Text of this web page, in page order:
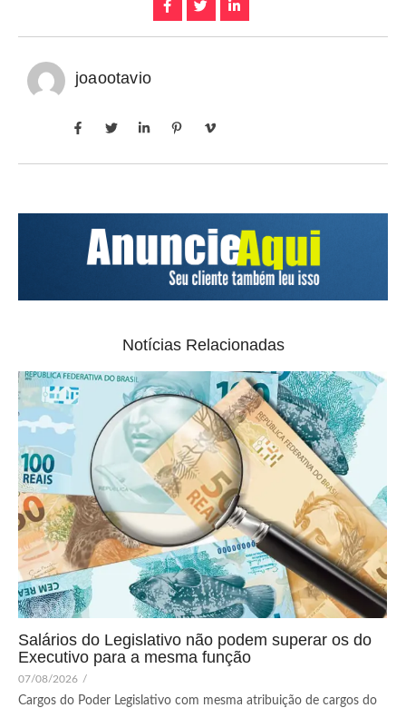
joaootavio
Notícias Relacionadas
Salários do Legislativo não podem superar os do
Executivo para a mesma função
07/08/2026 /
Cargos do Poder Legislativo com mesma atribuição de cargos do